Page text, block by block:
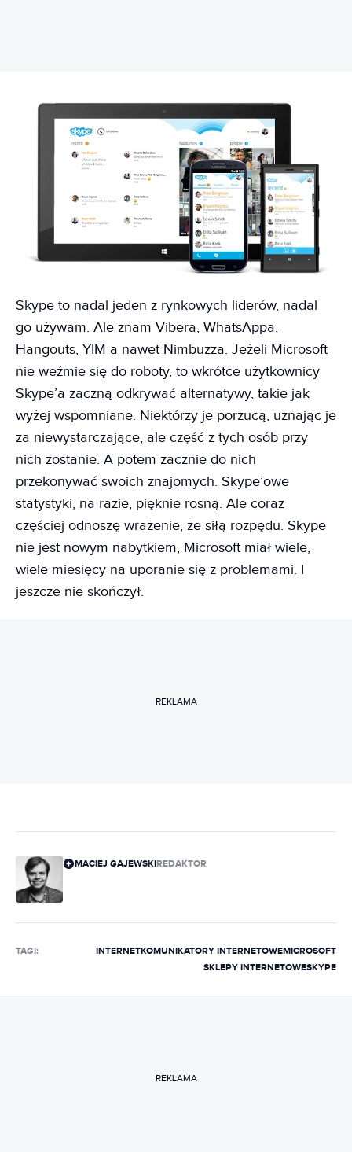
Skype to nadal jeden z rynkowych liderów, nadal
go używam. Ale znam Vibera, WhatsAppa,
Hangouts, YIM a nawet Nimbuzza. Jeżeli Microsoft
nie weźmie się do roboty, to wkrótce użytkownicy
Skype’a zaczną odkrywać alternatywy, takie jak
wyżej wspomniane. Niektórzy je porzucą, uznając je
za niewystarczające, ale część z tych osób przy
nich zostanie. A potem zacznie do nich
przekonywać swoich znajomych. Skype’owe
statystyki, na razie, pięknie rosną. Ale coraz
częściej odnoszę wrażenie, że siłą rozpędu. Skype
nie jest nowym nabytkiem, Microsoft miał wiele,
wiele miesięcy na uporanie się z problemami. I
jeszcze nie skończył.
REKLAMA
MACIEJ GAJEWSKIREDAKTOR
TAGI: INTERNETKOMUNIKATORY INTERNETOWEMICROSOFT
SKLEPY INTERNETOWESKYPE
REKLAMA